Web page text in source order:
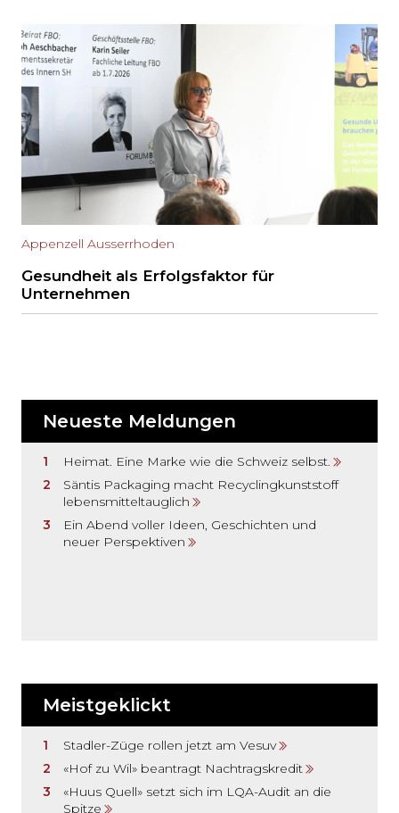
Appenzell Ausserrhoden
Gesundheit als Erfolgsfaktor für
Unternehmen
Neueste Meldungen
Heimat. Eine Marke wie die Schweiz selbst.
Säntis Packaging macht Recyclingkunststoff
lebensmitteltauglich
Ein Abend voller Ideen, Geschichten und
neuer Perspektiven
Meistgeklickt
Stadler-Züge rollen jetzt am Vesuv
«Hof zu Wil» beantragt Nachtragskredit
«Huus Quell» setzt sich im LQA-Audit an die
Spitze